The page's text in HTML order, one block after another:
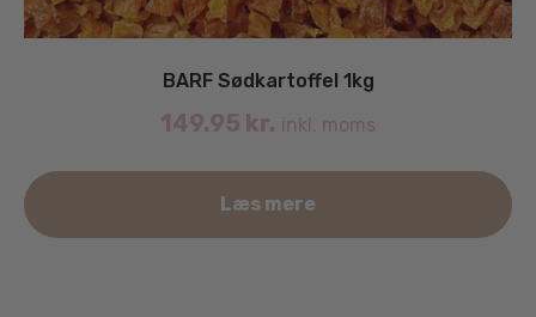
BARF Sødkartoffel 1kg
149.95 kr. inkl. moms
Læs mere